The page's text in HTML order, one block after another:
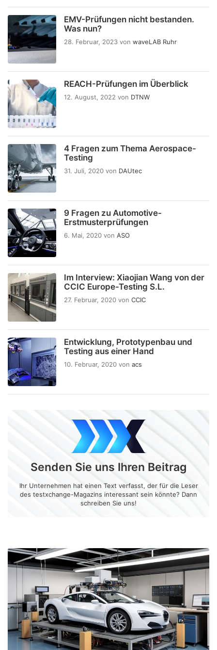
EMV-Prüfungen nicht bestanden.
Was nun?
28. Februar, 2023 von waveLAB Ruhr
REACH-Prüfungen im Überblick
12. August, 2022 von DTNW
4 Fragen zum Thema Aerospace-
Testing
31. Juli, 2020 von DAUtec
9 Fragen zu Automotive-
Erstmusterprüfungen
6. Mai, 2020 von ASO
Im Interview: Xiaojian Wang von der
CCIC Europe-Testing S.L.
27. Februar, 2020 von CCIC
Entwicklung, Prototypenbau und
Testing aus einer Hand
10. Februar, 2020 von acs
Senden Sie uns Ihren Beitrag
Ihr Unternehmen hat einen Text verfasst, der für die Leser
des testxchange-Magazins interessant sein könnte? Dann
schreiben Sie uns!